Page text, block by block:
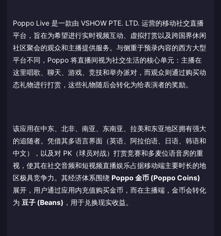
Poppo Live 是一款由 VSHOW PTE. LTD. 运营的移动社交直播
平台，旨在为希望进行实时视频互动、虚拟打赏以及跨国界休闲
社区聚会的观众和主播提供服务。与侧重于预录内容的西方大型
平台不同，Poppo 将直播间视为社交生活的核心单元：主播在
这里唱歌、聊天、游戏、竞技和举办派对，而观众则通过购买动
态礼物进行打赏，这些礼物随后会转化为给表演者的奖励。
该应用在中东、北非、南亚、东南亚、拉美和东亚地区拥有强大
的追随者。凭借其多语言界面（英语、阿拉伯语、日语、韩语和
中文），以及对 PK（球员对战）打赏竞赛和多麦位语音房的重
视，使其在社交音频和短视频直播娱乐占据移动端主要时长的地
区极具竞争力。其经济体系围绕 Poppo 金币 (Poppo Coins)
展开，用户通过应用内充值购买金币，而在主播端，金币会转化
为 豆子 (Beans) ，用于兑换现实收益。